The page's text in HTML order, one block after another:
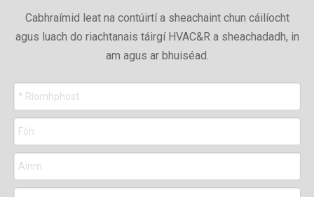
Cabhraímid leat na contúirtí a sheachaint chun cáilíocht
agus luach do riachtanais táirgí HVAC&R a sheachadadh, in
am agus ar bhuiséad.